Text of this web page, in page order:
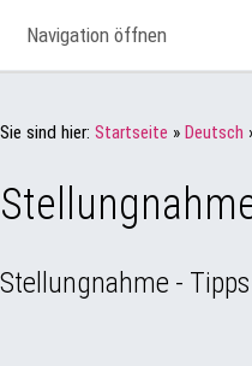
Navigation öffnen
Sie sind hier: Startseite » Deutsch
Stellungnahme -